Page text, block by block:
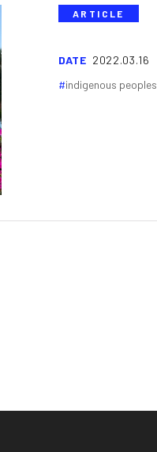
ARTICLE
DATE 2022.03.16
indigenous peoples